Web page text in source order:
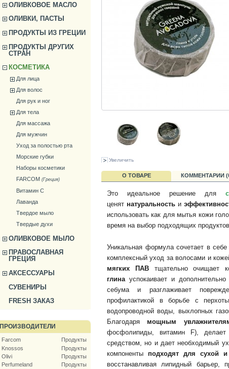
ОЛИВКОВОЕ МАСЛО
ОЛИВКИ, ПАСТЫ
ПРОДУКТЫ ИЗ ГРЕЦИИ
ПРОДУКТЫ ДРУГИХ
СТРАН
КОСМЕТИКА
Для лица
Для волос
Для рук и ног
Для тела
Для массажа
Для мужчин
Уход за полостью рта
Морские губки
Наборы косметики
FARCOM(Греция)
Витамин С
Лаванда
Твердое мыло
Твердые духи
ОЛИВКОВОЕ МЫЛО
ПРАВОСЛАВНАЯ
ГРЕЦИЯ
АКСЕССУАРЫ
СУВЕНИРЫ
FRESH ЗАКАЗ
ПРОИЗВОДИТЕЛИ
Farcom
Продукты
Knossos
Продукты
Olivi
Продукты
Perfumeland
Продукты
Увеличить
О ТОВАРЕ КОММЕНТАРИИ
Это идеальное решение для
ценят натуральность и
использовать как для мытья кожи
время на выбор подходящих
Уникальная формула сочетает в себе
комплексный уход за волосами и
мягких ПАВтщательно очищает
глинауспокаивает и
себума и разглаживает
профилактикой в борьбе с
водопроводной воды, выхлопных
Благодаря мощным
фосфолипиды, витамин F),
средством, но и дает необходимый
компоненты подходят для сухой и
восстанавливая липидный барьер,